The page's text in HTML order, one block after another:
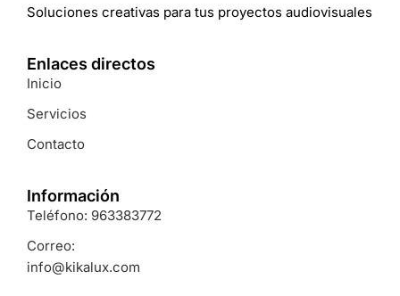
Soluciones creativas para tus proyectos audiovisuales
Enlaces directos
Inicio
Servicios
Contacto
Información
Teléfono: 963383772
Correo:
info@kikalux.com